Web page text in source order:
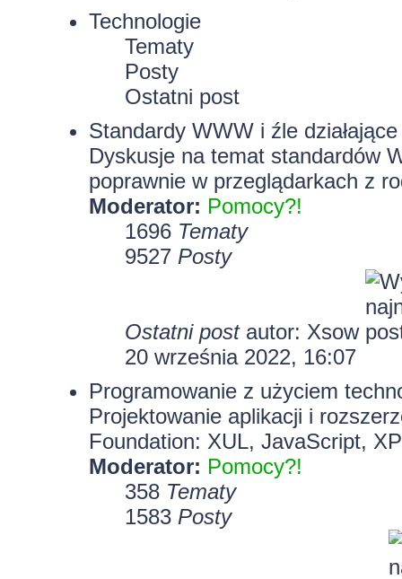
Technologie
Tematy
Posty
Ostatni post
Standardy WWW i źle
Dyskusje na temat standardów
poprawnie w przeglądarkach z
Moderator: Pomocy?!
1696 Tematy
9527 Posty
Ostatni postautor: Xsow
20 września 2022, 16:07
Programowanie z użyciem
Projektowanie aplikacji i
Foundation: XUL, JavaScript,
Moderator: Pomocy?!
358 Tematy
1583 Posty